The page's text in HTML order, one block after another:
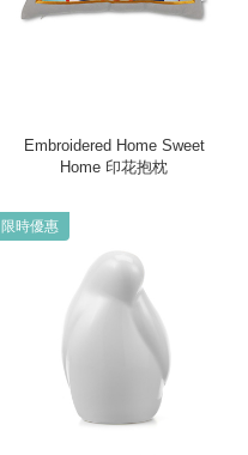
Embroidered Home Sweet
Home 印花抱枕
限時優惠